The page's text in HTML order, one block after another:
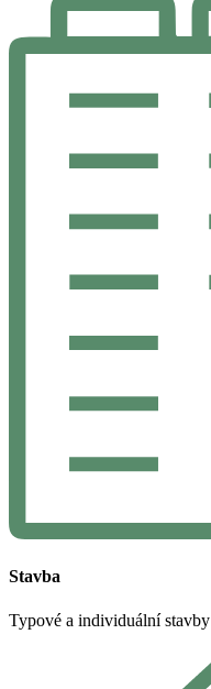
Stavba
Typové a individuální stavby